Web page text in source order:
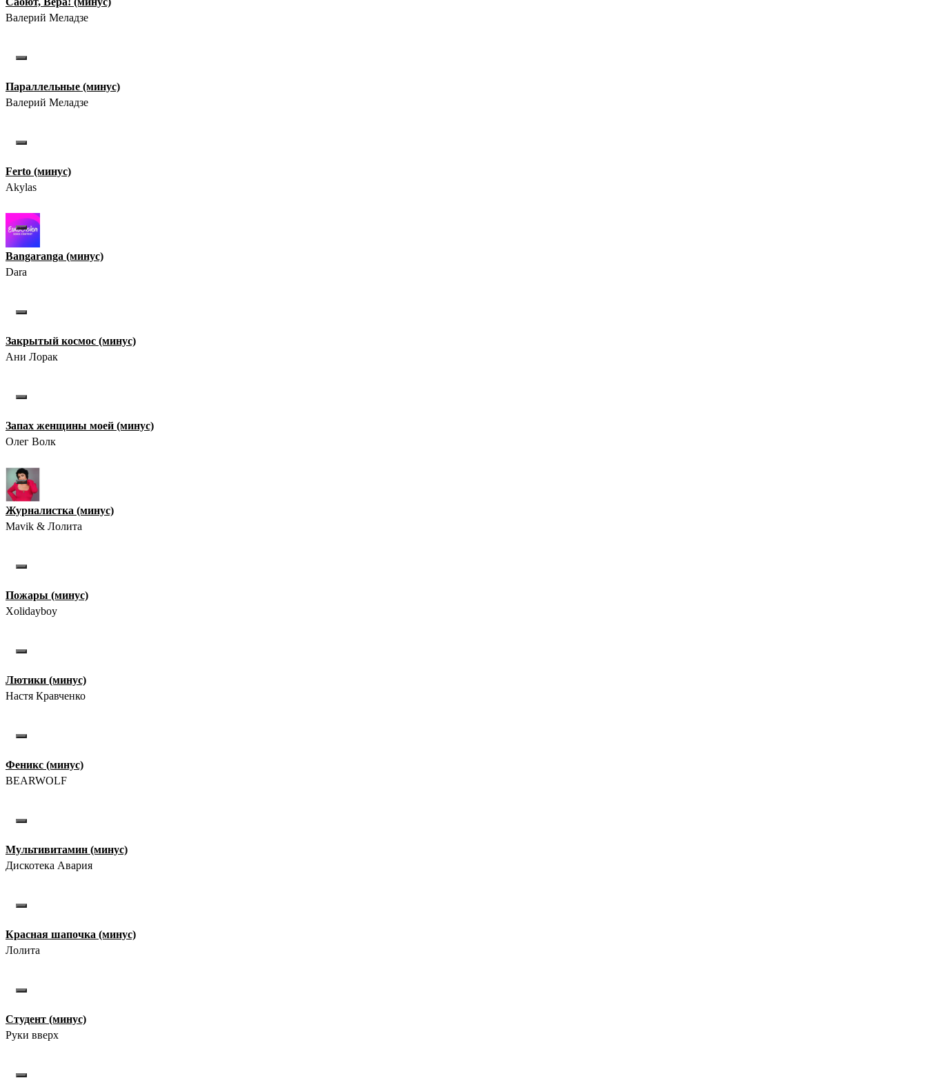
Валерий Меладзе
Параллельные (минус)
Валерий Меладзе
Ferto (минус)
Akylas
Bangaranga (минус)
Dara
Закрытый космос (минус)
Ани Лорак
Запах женщины моей (минус)
Олег Волк
Журналистка (минус)
Mavik & Лолита
Пожары (минус)
Xolidayboy
Лютики (минус)
Настя Кравченко
Феникс (минус)
BEARWOLF
Мультивитамин (минус)
Дискотека Авария
Красная шапочка (минус)
Лолита
Студент (минус)
Руки вверх